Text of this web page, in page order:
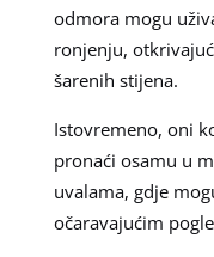
odmora mogu
ronjenju,
šarenih stijena.
Istovremeno, oni
pronaći osamu u
uvalama, gdje
očaravajućim